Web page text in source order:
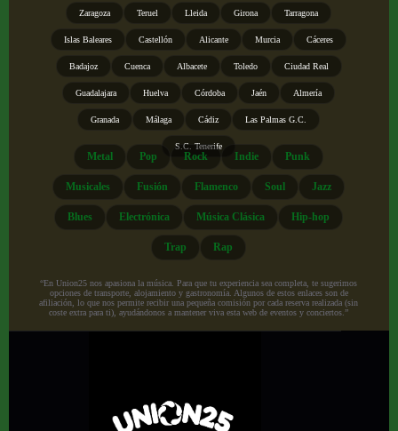
Zaragoza Teruel Lleida Girona Tarragona
Islas Baleares Castellón Alicante Murcia Cáceres
Badajoz Cuenca Albacete Toledo Ciudad Real
Guadalajara Huelva Córdoba Jaén Almería
Granada Málaga Cádiz Las Palmas G.C.
S.C. Tenerife
Metal Pop Rock Indie Punk
Musicales Fusión Flamenco Soul Jazz
Blues Electrónica Música Clásica Hip-hop
Trap Rap
“En Union25 nos apasiona la música. Para que tu experiencia sea completa, te sugerimos
opciones de transporte, alojamiento y gastronomía. Algunos de estos enlaces son de
afiliación, lo que nos permite recibir una pequeña comisión por cada reserva realizada (sin
coste extra para ti), ayudándonos a mantener viva esta web de eventos y conciertos.”